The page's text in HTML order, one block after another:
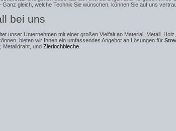
gleich, welche Technik Sie wünschen, können Sie auf uns
bei uns
unser Unternehmen mit einer großen Vielfalt an Material: Metall,
bieten wir Ihnen ein umfassendes Angebot an Lösungen für
, Metalldraht, und Zierlochbleche